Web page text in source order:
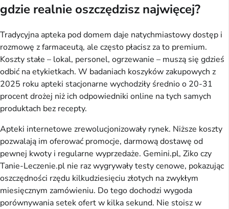
gdzie realnie oszczędzisz najwięcej?
Tradycyjna apteka pod domem daje natychmiastowy dostęp i
rozmowę z farmaceutą, ale często płacisz za to premium.
Koszty stałe – lokal, personel, ogrzewanie – muszą się gdzieś
odbić na etykietkach. W badaniach koszyków zakupowych z
2025 roku apteki stacjonarne wychodziły średnio o 20-31
procent drożej niż ich odpowiedniki online na tych samych
produktach bez recepty.
Apteki internetowe zrewolucjonizowały rynek. Niższe koszty
pozwalają im oferować promocje, darmową dostawę od
pewnej kwoty i regularne wyprzedaże. Gemini.pl, Ziko czy
Tanie-Leczenie.pl nie raz wygrywały testy cenowe, pokazując
oszczędności rzędu kilkudziesięciu złotych na zwykłym
miesięcznym zamówieniu. Do tego dochodzi wygoda
porównywania setek ofert w kilka sekund. Nie stoisz w